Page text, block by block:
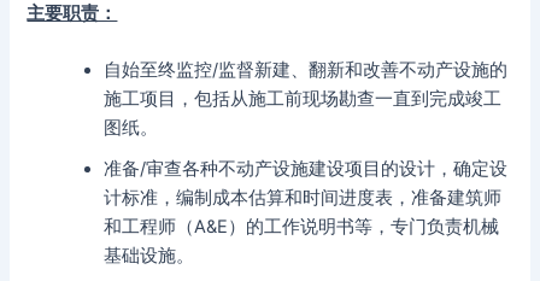
主要职责：
自始至终监控/监督新建、翻新和改善不动产设施的
施工项目，包括从施工前现场勘查一直到完成竣工
图纸。
准备/审查各种不动产设施建设项目的设计，确定设
计标准，编制成本估算和时间进度表，准备建筑师
和工程师（A&E）的工作说明书等，专门负责机械
基础设施。